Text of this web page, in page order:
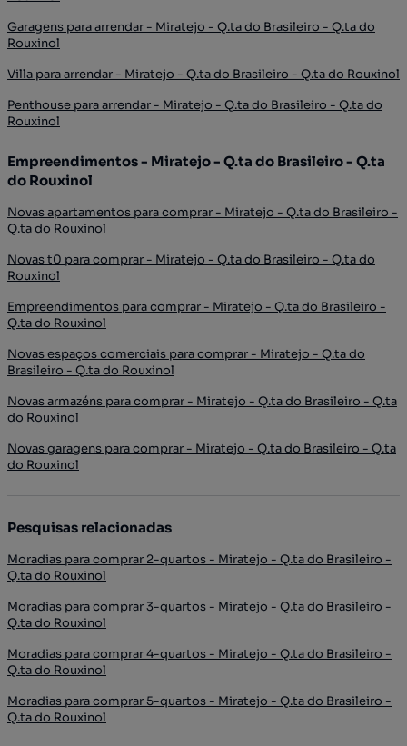
Garagens para arrendar - Miratejo - Q.ta do Brasileiro - Q.ta do
Rouxinol
Villa para arrendar - Miratejo - Q.ta do Brasileiro - Q.ta do Rouxinol
Penthouse para arrendar - Miratejo - Q.ta do Brasileiro - Q.ta do
Rouxinol
Empreendimentos - Miratejo - Q.ta do Brasileiro - Q.ta
do Rouxinol
Novas apartamentos para comprar - Miratejo - Q.ta do Brasileiro -
Q.ta do Rouxinol
Novas t0 para comprar - Miratejo - Q.ta do Brasileiro - Q.ta do
Rouxinol
Empreendimentos para comprar - Miratejo - Q.ta do Brasileiro -
Q.ta do Rouxinol
Novas espaços comerciais para comprar - Miratejo - Q.ta do
Brasileiro - Q.ta do Rouxinol
Novas armazéns para comprar - Miratejo - Q.ta do Brasileiro - Q.ta
do Rouxinol
Novas garagens para comprar - Miratejo - Q.ta do Brasileiro - Q.ta
do Rouxinol
Pesquisas relacionadas
Moradias para comprar 2-quartos - Miratejo - Q.ta do Brasileiro -
Q.ta do Rouxinol
Moradias para comprar 3-quartos - Miratejo - Q.ta do Brasileiro -
Q.ta do Rouxinol
Moradias para comprar 4-quartos - Miratejo - Q.ta do Brasileiro -
Q.ta do Rouxinol
Moradias para comprar 5-quartos - Miratejo - Q.ta do Brasileiro -
Q.ta do Rouxinol